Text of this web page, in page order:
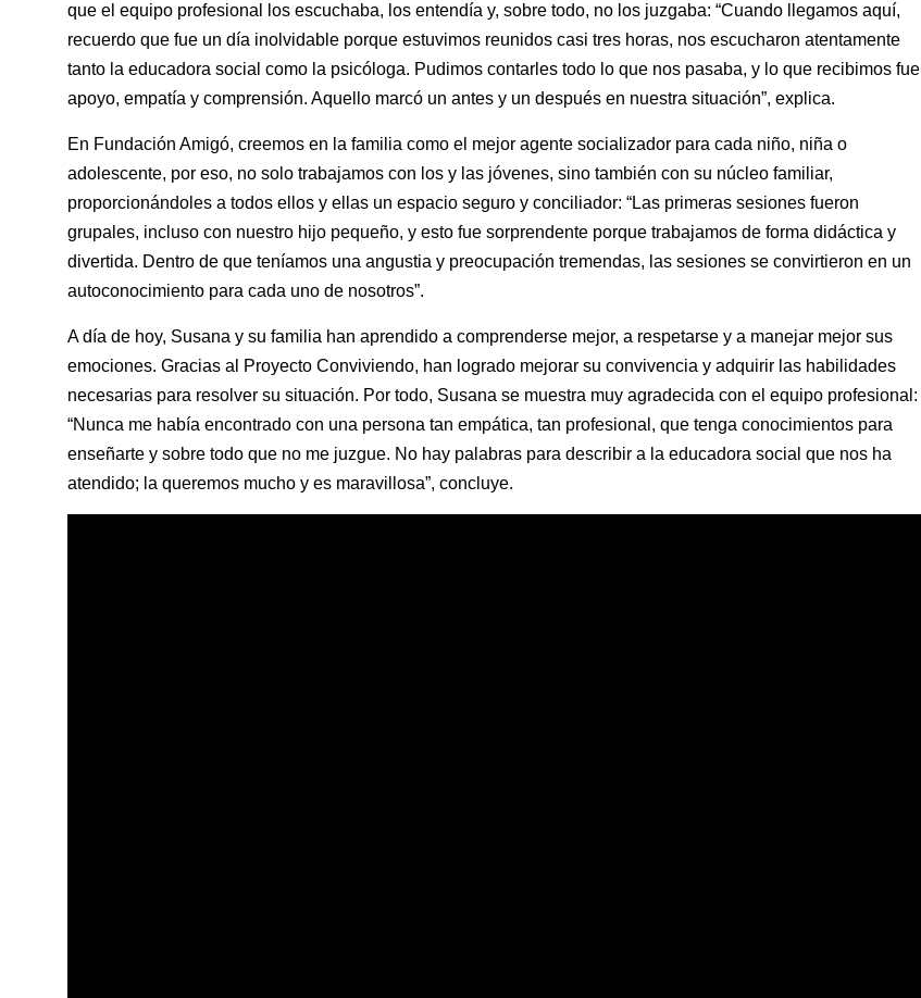
que el equipo profesional los escuchaba, los entendía y, sobre todo, no los juzgaba: “Cuando llegamos aquí,
recuerdo que fue un día inolvidable porque estuvimos reunidos casi tres horas, nos escucharon atentamente
tanto la educadora social como la psicóloga. Pudimos contarles todo lo que nos pasaba, y lo que recibimos fue
apoyo, empatía y comprensión. Aquello marcó un antes y un después en nuestra situación”, explica.
En Fundación Amigó, creemos en la familia como el mejor agente socializador para cada niño, niña o
adolescente, por eso, no solo trabajamos con los y las jóvenes, sino también con su núcleo familiar,
proporcionándoles a todos ellos y ellas un espacio seguro y conciliador: “Las primeras sesiones fueron
grupales, incluso con nuestro hijo pequeño, y esto fue sorprendente porque trabajamos de forma didáctica y
divertida. Dentro de que teníamos una angustia y preocupación tremendas, las sesiones se convirtieron en un
autoconocimiento para cada uno de nosotros”.
A día de hoy, Susana y su familia han aprendido a comprenderse mejor, a respetarse y a manejar mejor sus
emociones. Gracias al Proyecto Conviviendo, han logrado mejorar su convivencia y adquirir las habilidades
necesarias para resolver su situación. Por todo, Susana se muestra muy agradecida con el equipo profesional:
“Nunca me había encontrado con una persona tan empática, tan profesional, que tenga conocimientos para
enseñarte y sobre todo que no me juzgue. No hay palabras para describir a la educadora social que nos ha
atendido; la queremos mucho y es maravillosa”, concluye.